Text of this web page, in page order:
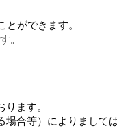
ができます。
。
ます。
合等）によりまして